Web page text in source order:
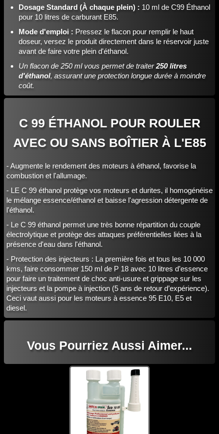
Dosage Standard (À chaque plein) : 10 ml de C99 Éthanol
pour 10 litres de carburant E85.
Mode d'emploi : Pressez le flacon pour remplir le haut
doseur, versez le produit directement dans le réservoir juste
avant de faire votre plein d'éthanol.
Un flacon de 250 ml vous permet de traiter250 litres
d'éthanol, assurant une protection longue durée à moindre
coût.
C 99 ÉTHANOL POUR ROULER
AVEC OU SANS BOÎTIER À L'E85
- Augmente le rendement des moteurs à éthanol, favorise la
combustion et l'allumage.
- LE C 99 éthanol protège vos moteurs et durites, il homogénéise
le mélange essence/éthanol et baisse l'agression détergente de
l'éthanol.
- Le C 99 éthanol permet une très bonne répartition du couple
électrolytique et protège des attaques préférentielles liées à la
présence d'eau dans l'éthanol.
- Protection des injecteurs : La première fois et tous les 10 000
kms, faire consommer 150 ml de P 18 avec 10 litres d’essence
pour faire un traitement de choc anti-usure et grippage sur les
injecteurs et la pompe à injection (5 ans de retour d’expérience).
Ceci vaut aussi pour les moteurs à essence 95 E10, E5 et
diesel.
Vous Pourriez Aussi Aimer...